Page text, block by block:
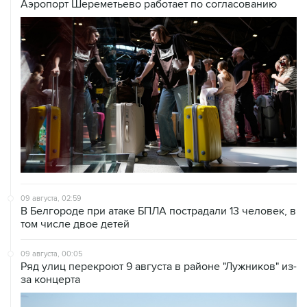
09 августа, 02:59
том числе двое детей
09 августа, 00:05
за концерта